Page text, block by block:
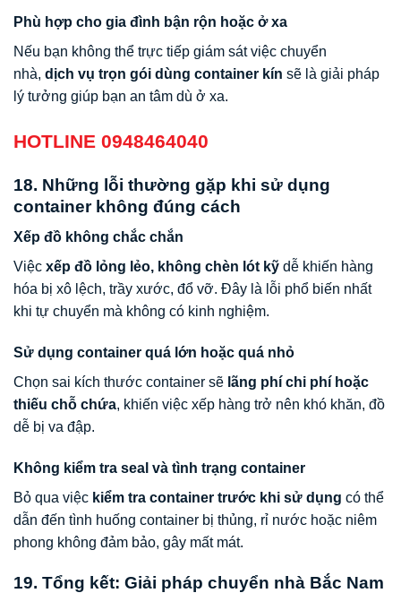
Phù hợp cho gia đình bận rộn hoặc ở xa
Nếu bạn không thể trực tiếp giám sát việc chuyển
nhà, dịch vụ trọn gói dùng container kín sẽ là giải pháp
lý tưởng giúp bạn an tâm dù ở xa.
HOTLINE 0948464040
18. Những lỗi thường gặp khi sử dụng
container không đúng cách
Xếp đồ không chắc chắn
Việc xếp đồ lỏng lẻo, không chèn lót kỹ dễ khiến hàng
hóa bị xô lệch, trầy xước, đổ vỡ. Đây là lỗi phổ biến nhất
khi tự chuyển mà không có kinh nghiệm.
Sử dụng container quá lớn hoặc quá nhỏ
Chọn sai kích thước container sẽ lãng phí chi phí hoặc
thiếu chỗ chứa, khiến việc xếp hàng trở nên khó khăn, đồ
dễ bị va đập.
Không kiểm tra seal và tình trạng container
Bỏ qua việc kiểm tra container trước khi sử dụng có thể
dẫn đến tình huống container bị thủng, rỉ nước hoặc niêm
phong không đảm bảo, gây mất mát.
19. Tổng kết: Giải pháp chuyển nhà Bắc Nam